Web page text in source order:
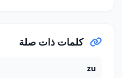
كلمات ذات صلة
zu